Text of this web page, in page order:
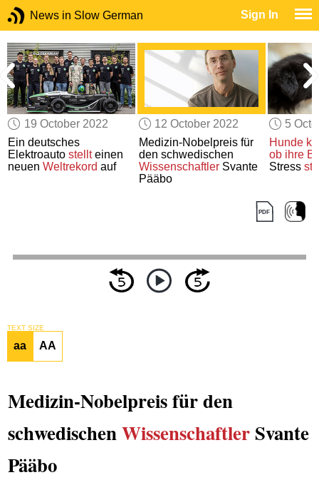
News in Slow German Sign In
19 October 2022
Ein deutsches
Elektroautostellteinen
neuenWeltrekord auf
12 October 2022
Medizin-Nobelpreis für
den schwedischen
WissenschaftlerSvante
Pääbo
5
Hunde
ob ihre
Stress
TEXT SIZE
aa AA
Medizin-Nobelpreis für den
schwedischenWissenschaftlerSvante
Pääbo